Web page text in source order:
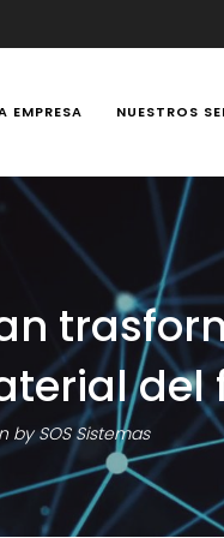
Caldas,
EMPRESA NUESTROS
del
bySOS Sistemas